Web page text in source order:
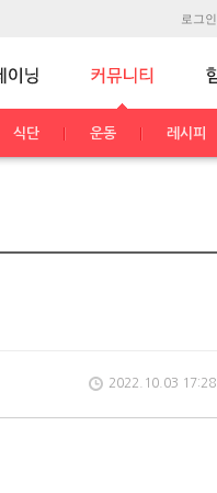
로그인
식단 운동 레시피
2022.10.03 17:28